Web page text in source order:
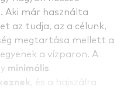
Aki már használta
az tudja, az a célunk,
megtartása mellett a
a vízparon. A
minimális
, és a hajszálra